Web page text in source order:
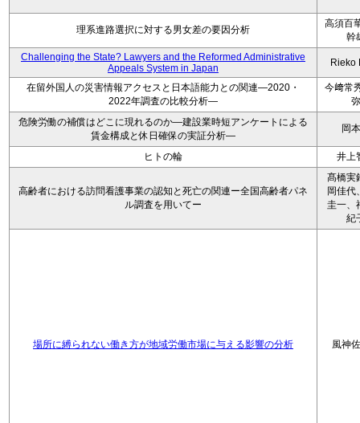
理系進路選択に対する男女差の要因分析
高須百
幹
Challenging the State? Lawyers and the Reformed Administrative
Appeals System in Japan
Rieko
在留外国人の災害情報アクセスと日本語能力との関連―2020・
2022年調査の比較分析―
今﨑常
弥
危険労働の補償はどこに現れるのか―建設業時短アンケートによる
賃金構成と休日確保の実証分析―
岡
ヒトの輪 井上
高齢者における訪問看護事業の認知と死亡の関連ー全国高齢者パネ
ル調査を用いてー
髙橋実
岡佳代
圭一、
紀
場所に縛られない働き方が地域労働市場に与える影響の分析 風神